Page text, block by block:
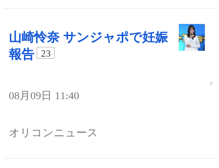
山崎怜奈 サンジャポで妊娠
報告
23
08月09日 11:40
オリコンニュース